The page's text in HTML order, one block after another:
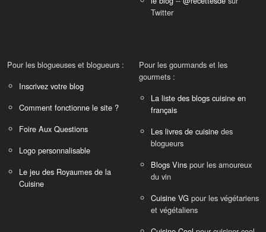
Twitter
Pour les blogueuses et blogueurs :
Inscrivez votre blog
Comment fonctionne le site ?
Foire Aux Questions
Logo personnalisable
Le jeu des Royaumes de la
Cuisine
Pour les gourmands et les
gourmets :
La liste des blogs cuisine en
français
Les livres de cuisine des
blogueurs
Blogs Vins pour les amoureux
du vin
Cuisine VG pour les végétariens
et végétaliens